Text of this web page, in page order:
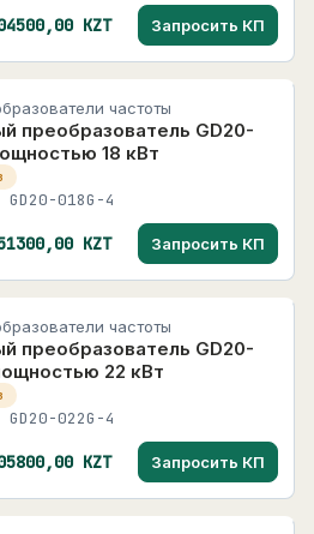
KZT Запросить КП
частоты
преобразователь GD20-
18 кВт
018G-4
KZT Запросить КП
частоты
преобразователь GD20-
22 кВт
022G-4
KZT Запросить КП